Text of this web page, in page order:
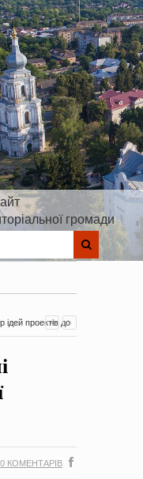
громади
ідей проектів до
про збір ідей
0 КОМЕНТАРІВ